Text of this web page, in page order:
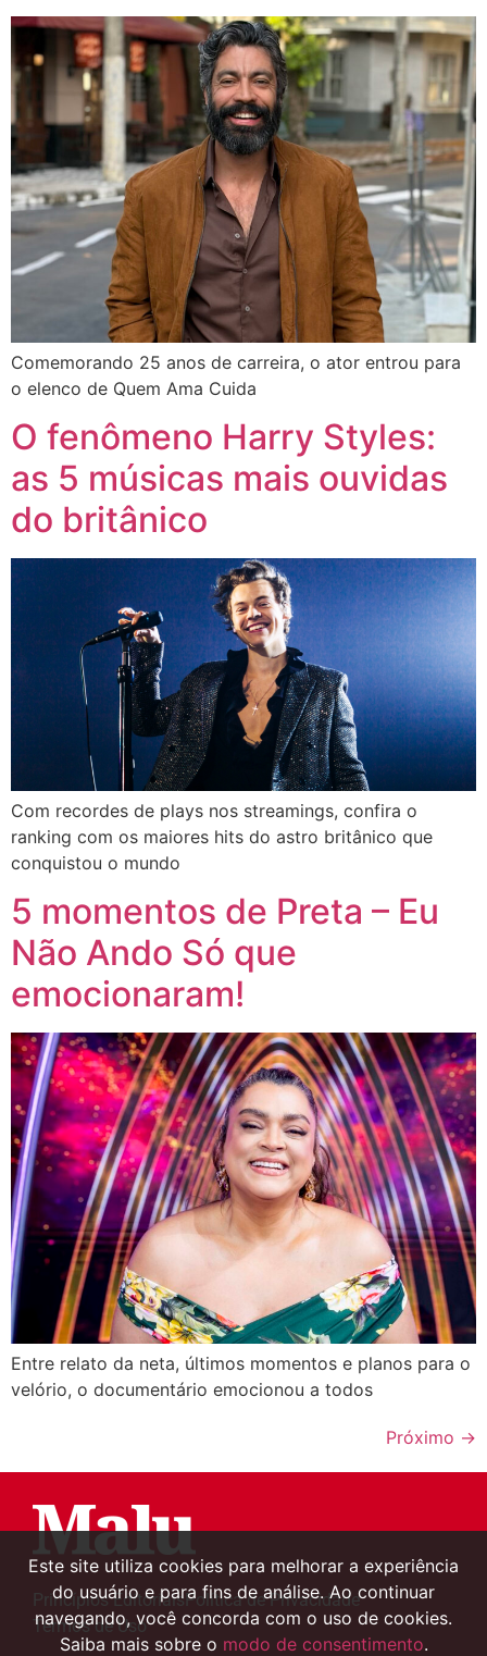
Comemorando 25 anos de carreira, o ator entrou para
o elenco de Quem Ama Cuida
O fenômeno Harry Styles:
as 5 músicas mais ouvidas
do britânico
Com recordes de plays nos streamings, confira o
ranking com os maiores hits do astro britânico que
conquistou o mundo
5 momentos de Preta – Eu
Não Ando Só que
emocionaram!
Entre relato da neta, últimos momentos e planos para o
velório, o documentário emocionou a todos
Próximo →
Princípios EditoriaisPolítica de Privacidade
Termos de Uso
Este site utiliza cookies para melhorar a experiência
do usuário e para fins de análise. Ao continuar
navegando, você concorda com o uso de cookies.
Saiba mais sobre o modo de consentimento.